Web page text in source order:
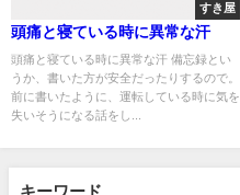
すき屋
頭痛と寝ている時に異常な汗
頭痛と寝ている時に異常な汗 備忘録とい
うか、書いた方が安全だったりするので。
前に書いたように、運転している時に気を
失いそうになる話をし...
キーワード